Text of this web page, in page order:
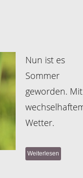
Nun ist es
Sommer
geworden. Mit
Wetter.
Weiterlesen